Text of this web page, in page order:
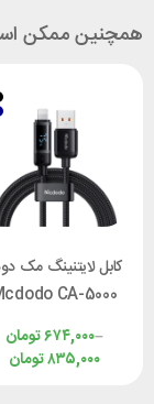
همچنین ممکن
کابل لایتنینگ مک
CA-5000
واتتومان۶۷۴,۰۰۰–
تومان۸۳۵,۰۰۰